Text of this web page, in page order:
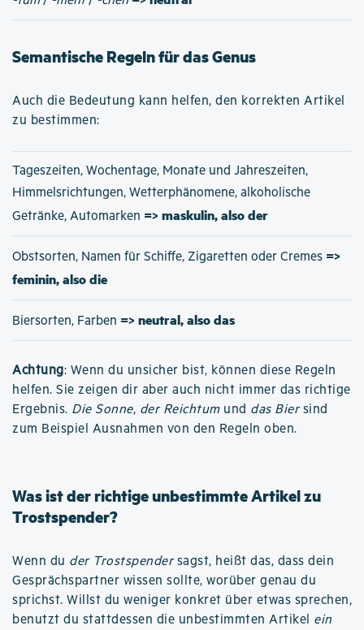
Semantische Regeln für das Genus
Auch die Bedeutung kann helfen, den korrekten Artikel
zu bestimmen:
Tageszeiten, Wochentage, Monate und Jahreszeiten,
Himmelsrichtungen, Wetterphänomene, alkoholische
Getränke, Automarken => maskulin, also der
Obstsorten, Namen für Schiffe, Zigaretten oder Cremes =>
feminin, also die
Biersorten, Farben => neutral, also das
Achtung: Wenn du unsicher bist, können diese Regeln
helfen. Sie zeigen dir aber auch nicht immer das richtige
Ergebnis. Die Sonne, der Reichtumund das Biersind
zum Beispiel Ausnahmen von den Regeln oben.
Was ist der richtige unbestimmte Artikel zu
Trostspender?
Wenn du der Trostspendersagst, heißt das, dass dein
Gesprächspartner wissen sollte, worüber genau du
sprichst. Willst du weniger konkret über etwas sprechen,
benutzt du stattdessen die unbestimmten Artikel ein